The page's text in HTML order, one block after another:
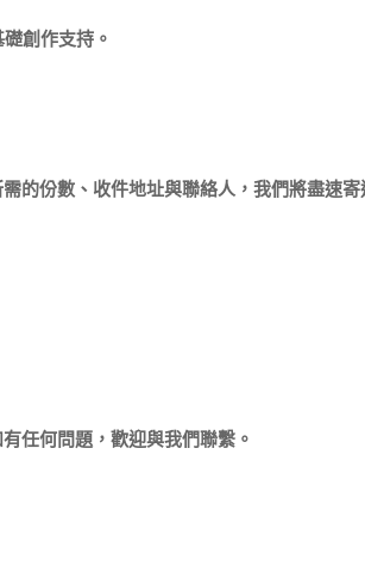
創作支持。
的份數、收件地址與聯絡人 ，我們將盡速
任何問題，歡迎與我們聯繫。